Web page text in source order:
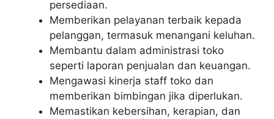
persediaan.
Memberikan pelayanan terbaik kepada
pelanggan, termasuk menangani keluhan.
Membantu dalam administrasi toko
seperti laporan penjualan dan keuangan.
Mengawasi kinerja staff toko dan
memberikan bimbingan jika diperlukan.
Memastikan kebersihan, kerapian, dan